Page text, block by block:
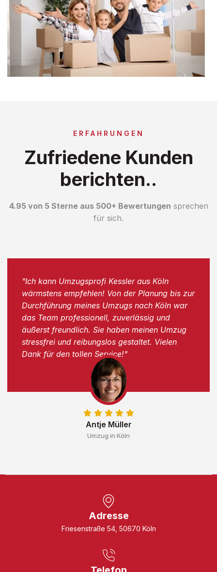
ERFAHRUNGEN
Zufriedene Kunden
berichten..
4.95 von 5 Sterne aus 500+ Bewertungen sprechen
für sich.
Antje Müller
Umzug in Köln
"Ich kann Umzugsprofi Kessler aus Köln
wärmstens empfehlen! Von der Planung bis zur
Durchführung meines Umzugs nach Köln war
das Team professionell, zuverlässig und
äußerst freundlich. Sie haben meinen Umzug
stressfrei und reibungslos gestaltet. Vielen
Dank für den tollen Service!"
Adresse
Friesenstraße 54, 50670 Köln